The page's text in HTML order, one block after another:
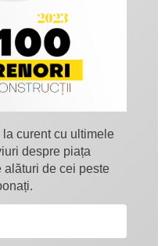
curent cu ultimele
despre piața
de cei peste